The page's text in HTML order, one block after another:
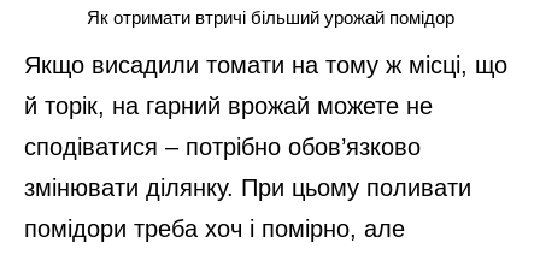
Як отримати втричі більший урожай помідор
Якщо висадили томати на тому ж місці, що
й торік, на гарний врожай можете не
сподіватися – потрібно обов’язково
змінювати ділянку. При цьому поливати
помідори треба хоч і помірно, але